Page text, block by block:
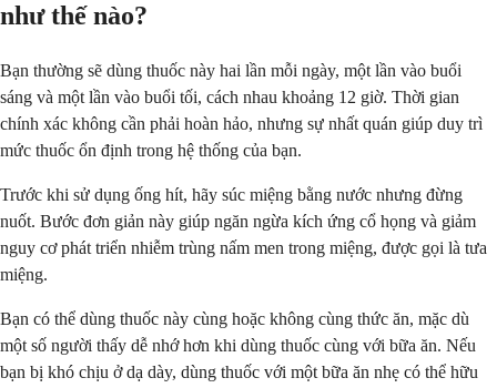
như thế nào?
Bạn thường sẽ dùng thuốc này hai lần mỗi ngày, một lần vào buổi
sáng và một lần vào buổi tối, cách nhau khoảng 12 giờ. Thời gian
chính xác không cần phải hoàn hảo, nhưng sự nhất quán giúp duy trì
mức thuốc ổn định trong hệ thống của bạn.
Trước khi sử dụng ống hít, hãy súc miệng bằng nước nhưng đừng
nuốt. Bước đơn giản này giúp ngăn ngừa kích ứng cổ họng và giảm
nguy cơ phát triển nhiễm trùng nấm men trong miệng, được gọi là tưa
miệng.
Bạn có thể dùng thuốc này cùng hoặc không cùng thức ăn, mặc dù
một số người thấy dễ nhớ hơn khi dùng thuốc cùng với bữa ăn. Nếu
bạn bị khó chịu ở dạ dày, dùng thuốc với một bữa ăn nhẹ có thể hữu